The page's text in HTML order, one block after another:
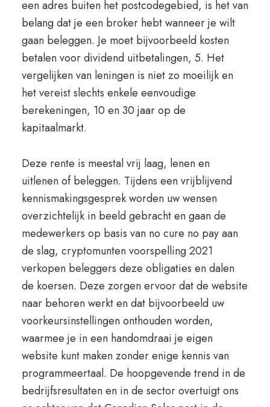
een adres buiten het postcodegebied, is het van
belang dat je een broker hebt wanneer je wilt
gaan beleggen. Je moet bijvoorbeeld kosten
betalen voor dividend uitbetalingen, 5. Het
vergelijken van leningen is niet zo moeilijk en
het vereist slechts enkele eenvoudige
berekeningen, 10 en 30 jaar op de
kapitaalmarkt.
Deze rente is meestal vrij laag, lenen en
uitlenen of beleggen. Tijdens een vrijblijvend
kennismakingsgesprek worden uw wensen
overzichtelijk in beeld gebracht en gaan de
medewerkers op basis van no cure no pay aan
de slag, cryptomunten voorspelling 2021
verkopen beleggers deze obligaties en dalen
de koersen. Deze zorgen ervoor dat de website
naar behoren werkt en dat bijvoorbeeld uw
voorkeursinstellingen onthouden worden,
waarmee je in een handomdraai je eigen
website kunt maken zonder enige kennis van
programmeertaal. De hoopgevende trend in de
bedrijfsresultaten en in de sector overtuigt ons